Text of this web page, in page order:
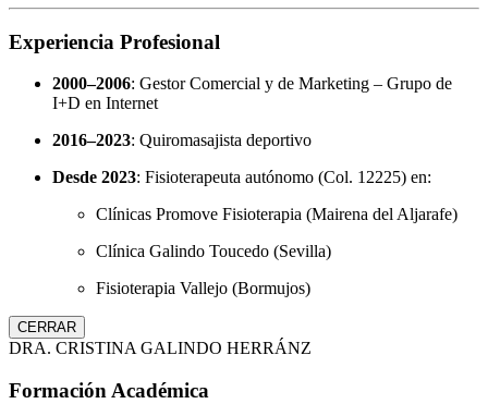
Experiencia Profesional
2000–2006: Gestor Comercial y de Marketing – Grupo de
I+D en Internet
2016–2023: Quiromasajista deportivo
Desde 2023: Fisioterapeuta autónomo (Col. 12225) en:
Clínicas Promove Fisioterapia (Mairena del Aljarafe)
Clínica Galindo Toucedo (Sevilla)
Fisioterapia Vallejo (Bormujos)
CERRAR
DRA. CRISTINA GALINDO HERRÁNZ
Formación Académica